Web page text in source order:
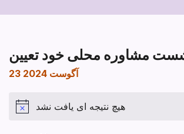
مشاوره محلی خود تعیین
23 آگوست 2024
هیچ نتیجه ای یافت نشد